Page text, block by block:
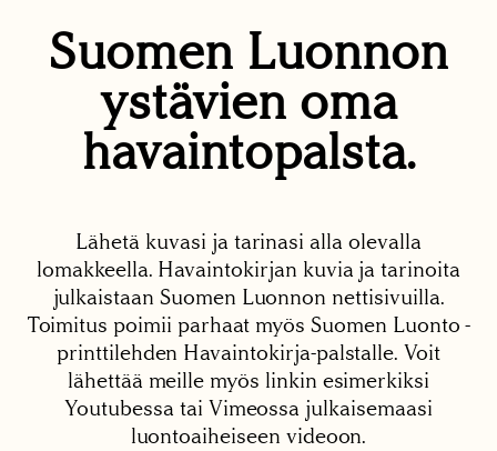
Suomen Luonnon
ystävien oma
havaintopalsta.
Lähetä kuvasi ja tarinasi alla olevalla
lomakkeella. Havaintokirjan kuvia ja tarinoita
julkaistaan Suomen Luonnon nettisivuilla.
Toimitus poimii parhaat myös Suomen Luonto -
printtilehden Havaintokirja-palstalle. Voit
lähettää meille myös linkin esimerkiksi
Youtubessa tai Vimeossa julkaisemaasi
luontoaiheiseen videoon.